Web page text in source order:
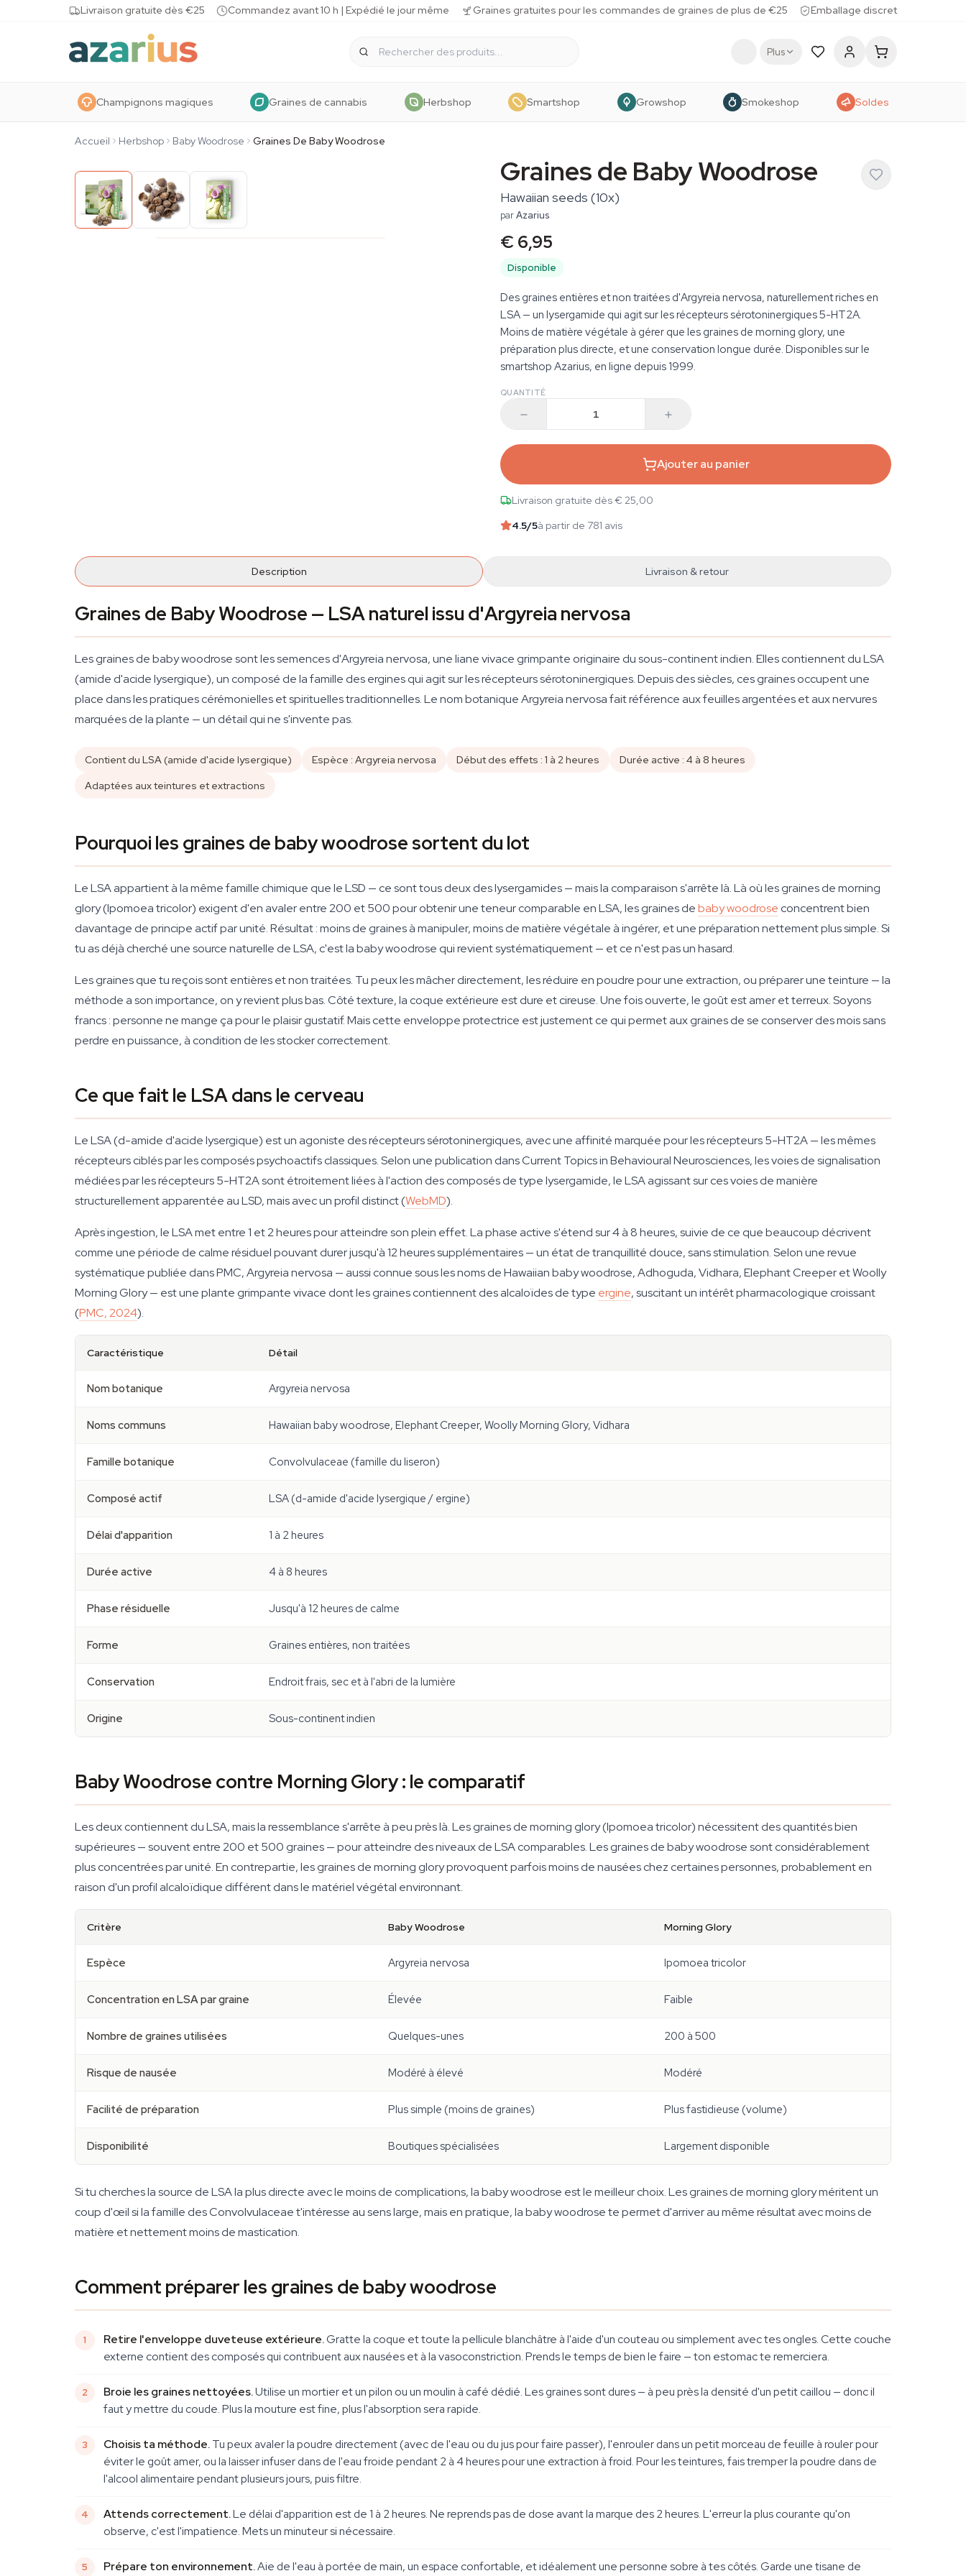
Skip to contentLivraison gratuite dès €25 Commandez avant 10 h | Expédié le jour même Graines gratuites pour les commandes de graines de plus de €25 Emballage discret
Plus
Champignons magiques Graines de cannabis Herbshop Smartshop Growshop Smokeshop Soldes
Accueil Herbshop Baby Woodrose Graines De Baby Woodrose
Graines de Baby Woodrose
Hawaiian seeds (10x)
parAzarius
€ 6,95
Disponible
Des graines entières et non traitées d'Argyreia nervosa, naturellement riches en
LSA — un lysergamide qui agit sur les récepteurs sérotoninergiques 5-HT2A.
Moins de matière végétale à gérer que les graines de morning glory, une
préparation plus directe, et une conservation longue durée. Disponibles sur le
smartshop Azarius, en ligne depuis 1999.
QUANTITÉ
Ajouter au panier
Livraison gratuite dès € 25,00
4.5/5à partir de 781 avis
Description Livraison & retour
Graines de Baby Woodrose — LSA naturel issu d'Argyreia nervosa
Les graines de baby woodrose sont les semences d'Argyreia nervosa, une liane vivace grimpante originaire du sous-continent indien. Elles contiennent du LSA
(amide d'acide lysergique), un composé de la famille des ergines qui agit sur les récepteurs sérotoninergiques. Depuis des siècles, ces graines occupent une
place dans les pratiques cérémonielles et spirituelles traditionnelles. Le nom botanique Argyreia nervosa fait référence aux feuilles argentées et aux nervures
marquées de la plante — un détail qui ne s'invente pas.
Contient du LSA (amide d'acide lysergique) Espèce : Argyreia nervosa Début des effets : 1 à 2 heures
Durée active : 4 à 8 heures
Adaptées aux teintures et extractions
Pourquoi les graines de baby woodrose sortent du lot
Le LSA appartient à la même famille chimique que le LSD — ce sont tous deux des lysergamides — mais la comparaison s'arrête là. Là où les graines de morning
glory (Ipomoea tricolor) exigent d'en avaler entre 200 et 500 pour obtenir une teneur comparable en LSA, les graines debaby woodrose concentrent bien
davantage de principe actif par unité. Résultat : moins de graines à manipuler, moins de matière végétale à ingérer, et une préparation nettement plus simple. Si
tu as déjà cherché une source naturelle de LSA, c'est la baby woodrose qui revient systématiquement — et ce n'est pas un hasard.
Les graines que tu reçois sont entières et non traitées. Tu peux les mâcher directement, les réduire en poudre pour une extraction, ou préparer une teinture — la
méthode a son importance, on y revient plus bas. Côté texture, la coque extérieure est dure et cireuse. Une fois ouverte, le goût est amer et terreux. Soyons
francs : personne ne mange ça pour le plaisir gustatif. Mais cette enveloppe protectrice est justement ce qui permet aux graines de se conserver des mois sans
perdre en puissance, à condition de les stocker correctement.
Ce que fait le LSA dans le cerveau
Le LSA (d-amide d'acide lysergique) est un agoniste des récepteurs sérotoninergiques, avec une affinité marquée pour les récepteurs 5-HT2A — les mêmes
récepteurs ciblés par les composés psychoactifs classiques. Selon une publication dans Current Topics in Behavioural Neurosciences, les voies de signalisation
médiées par les récepteurs 5-HT2A sont étroitement liées à l'action des composés de type lysergamide, le LSA agissant sur ces voies de manière
structurellement apparentée au LSD, mais avec un profil distinct (WebMD).
Après ingestion, le LSA met entre 1 et 2 heures pour atteindre son plein effet. La phase active s'étend sur 4 à 8 heures, suivie de ce que beaucoup décrivent
comme une période de calme résiduel pouvant durer jusqu'à 12 heures supplémentaires — un état de tranquillité douce, sans stimulation. Selon une revue
systématique publiée dans PMC, Argyreia nervosa — aussi connue sous les noms de Hawaiian baby woodrose, Adhoguda, Vidhara, Elephant Creeper et Woolly
Morning Glory — est une plante grimpante vivace dont les graines contiennent des alcaloïdes de type ergine, suscitant un intérêt pharmacologique croissant
(PMC, 2024).
Caractéristique Détail
Nom botanique Argyreia nervosa
Noms communs Hawaiian baby woodrose, Elephant Creeper, Woolly Morning Glory, Vidhara
Famille botanique Convolvulaceae (famille du liseron)
Composé actif LSA (d-amide d'acide lysergique / ergine)
Délai d'apparition 1 à 2 heures
Durée active 4 à 8 heures
Phase résiduelle Jusqu'à 12 heures de calme
Forme Graines entières, non traitées
Conservation Endroit frais, sec et à l'abri de la lumière
Origine Sous-continent indien
Baby Woodrose contre Morning Glory : le comparatif
Les deux contiennent du LSA, mais la ressemblance s'arrête à peu près là. Les graines de morning glory (Ipomoea tricolor) nécessitent des quantités bien
supérieures — souvent entre 200 et 500 graines — pour atteindre des niveaux de LSA comparables. Les graines de baby woodrose sont considérablement
plus concentrées par unité. En contrepartie, les graines de morning glory provoquent parfois moins de nausées chez certaines personnes, probablement en
raison d'un profil alcaloïdique différent dans le matériel végétal environnant.
Critère Baby Woodrose Morning Glory
Espèce Argyreia nervosa Ipomoea tricolor
Concentration en LSA par graine Élevée Faible
Nombre de graines utilisées Quelques-unes 200 à 500
Risque de nausée Modéré à élevé Modéré
Facilité de préparation Plus simple (moins de graines) Plus fastidieuse (volume)
Disponibilité Boutiques spécialisées Largement disponible
Si tu cherches la source de LSA la plus directe avec le moins de complications, la baby woodrose est le meilleur choix. Les graines de morning glory méritent un
coup d'œil si la famille des Convolvulaceae t'intéresse au sens large, mais en pratique, la baby woodrose te permet d'arriver au même résultat avec moins de
matière et nettement moins de mastication.
Comment préparer les graines de baby woodrose
Retire l'enveloppe duveteuse extérieure.Gratte la coque et toute la pellicule blanchâtre à l'aide d'un couteau ou simplement avec tes ongles. Cette couche
externe contient des composés qui contribuent aux nausées et à la vasoconstriction. Prends le temps de bien le faire — ton estomac te remerciera.
Broie les graines nettoyées.Utilise un mortier et un pilon ou un moulin à café dédié. Les graines sont dures — à peu près la densité d'un petit caillou — donc il
faut y mettre du coude. Plus la mouture est fine, plus l'absorption sera rapide.
Choisis ta méthode.Tu peux avaler la poudre directement (avec de l'eau ou du jus pour faire passer), l'enrouler dans un petit morceau de feuille à rouler pour
éviter le goût amer, ou la laisser infuser dans de l'eau froide pendant 2 à 4 heures pour une extraction à froid. Pour les teintures, fais tremper la poudre dans de
l'alcool alimentaire pendant plusieurs jours, puis filtre.
Attends correctement.Le délai d'apparition est de 1 à 2 heures. Ne reprends pas de dose avant la marque des 2 heures. L'erreur la plus courante qu'on
observe, c'est l'impatience. Mets un minuteur si nécessaire.
Prépare ton environnement.Aie de l'eau à portée de main, un espace confortable, et idéalement une personne sobre à tes côtés. Garde une tisane de